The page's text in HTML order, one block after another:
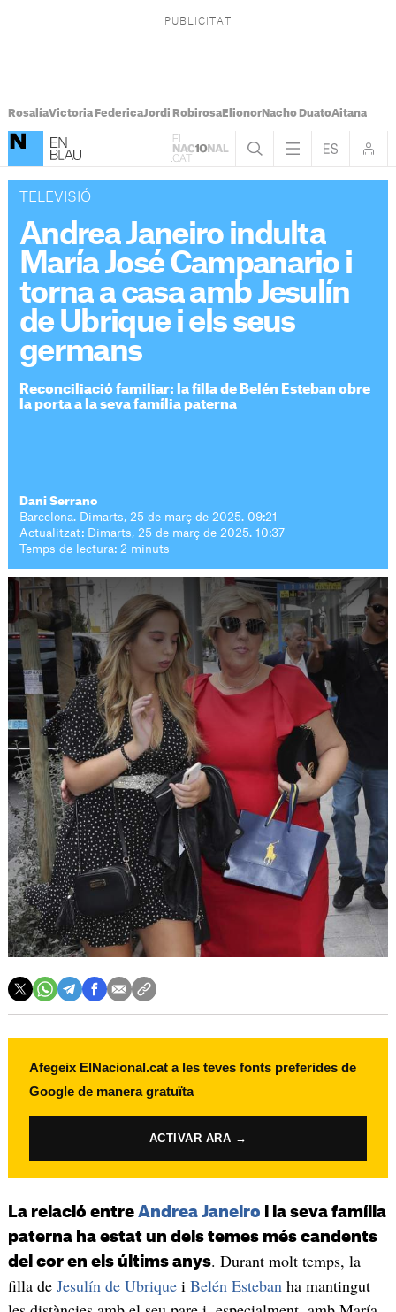
RosalíaVictoria FedericaJordi RobirosaElionorNacho DuatoAitana
TELEVISIÓ
Andrea Janeiro indulta
María José Campanario i
torna a casa amb Jesulín
de Ubrique i els seus
germans
Reconciliació familiar: la filla de Belén Esteban obre
la porta a la seva família paterna
Dani Serrano
Barcelona. Dimarts, 25 de març de 2025. 09:21
Actualitzat: Dimarts, 25 de març de 2025. 10:37
Temps de lectura: 2 minuts
Afegeix ElNacional.cat a les teves fonts preferides de
Google de manera gratuïta
ACTIVAR ARA →
La relació entre Andrea Janeiro i la seva família
paterna ha estat un dels temes més candents
del cor en els últims anys. Durant molt temps, la
filla de Jesulín de Ubriquei Belén Estebanha mantingut